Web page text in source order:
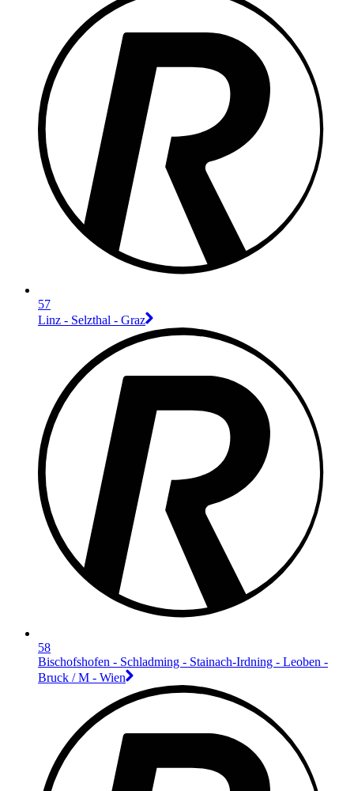
57
Linz - Selzthal - Graz
58
Bischofshofen - Schladming - Stainach-Irdning - Leoben -
Bruck / M - Wien